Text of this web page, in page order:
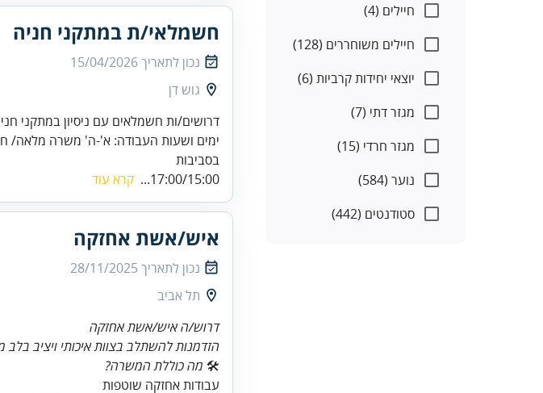
חיילים (4)
חיילים משוחררים (128)
יוצאי יחידות קרביות (6)
מגזר דתי (7)
מגזר חרדי (15)
נוער (584)
סטודנטים (442)
חשמלאי/ת במתקני חניה
נכון לתאריך15/04/2026
גוש דן
דרושים/ות חשמלאים עם ניסיון במתקני
בסביבות
17:00/15:00...
קרא עוד
איש/אשת אחזקה
נכון לתאריך28/11/2025
תל אביב
דרוש/ה איש/אשת אחזקה
הזדמנות להשתלב בצוות איכותי ויציב בלב
🛠 מה כוללת המשרה?
עבודות אחזקה שוטפות